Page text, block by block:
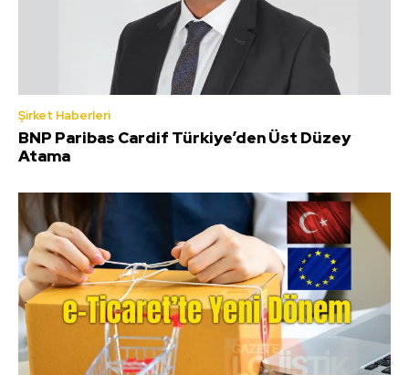
Şirket Haberleri
BNP Paribas Cardif Türkiye’den Üst Düzey
Atama